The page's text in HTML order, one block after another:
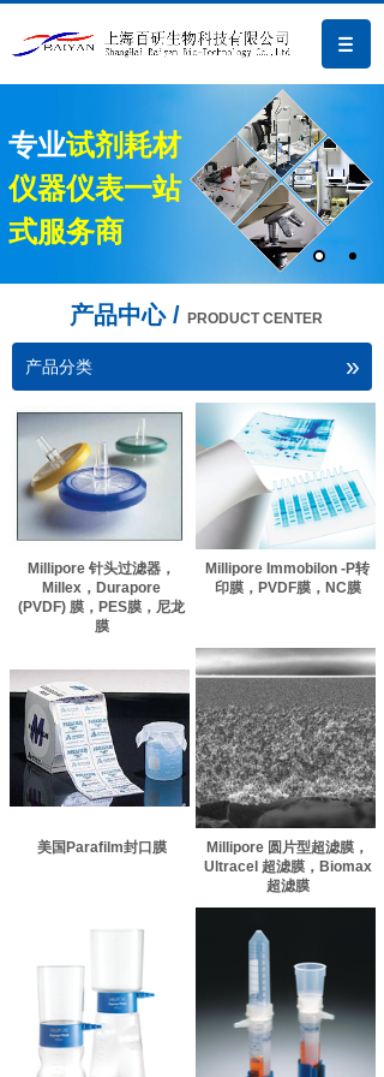
专业试剂耗材
仪器仪表一站
式服务商
产品中心 / PRODUCT CENTER
产品分类 »
Millipore 针头过滤器，
Millex，Durapore
(PVDF) 膜，PES膜，尼龙
膜
Millipore Immobilon -P转
印膜，PVDF膜，NC膜
美国Parafilm封口膜
Millipore 圆片型超滤膜，
Ultracel 超滤膜，Biomax
超滤膜